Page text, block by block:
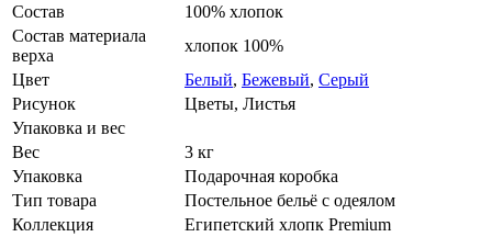
Состав
100% хлопок
Состав материала
верха
хлопок 100%
Цвет
Белый, Бежевый, Серый
Рисунок
Цветы, Листья
Упаковка и вес
Вес
3 кг
Упаковка
Подарочная коробка
Тип товара
Постельное бельё с одеялом
Коллекция
Египетский хлопк Premium